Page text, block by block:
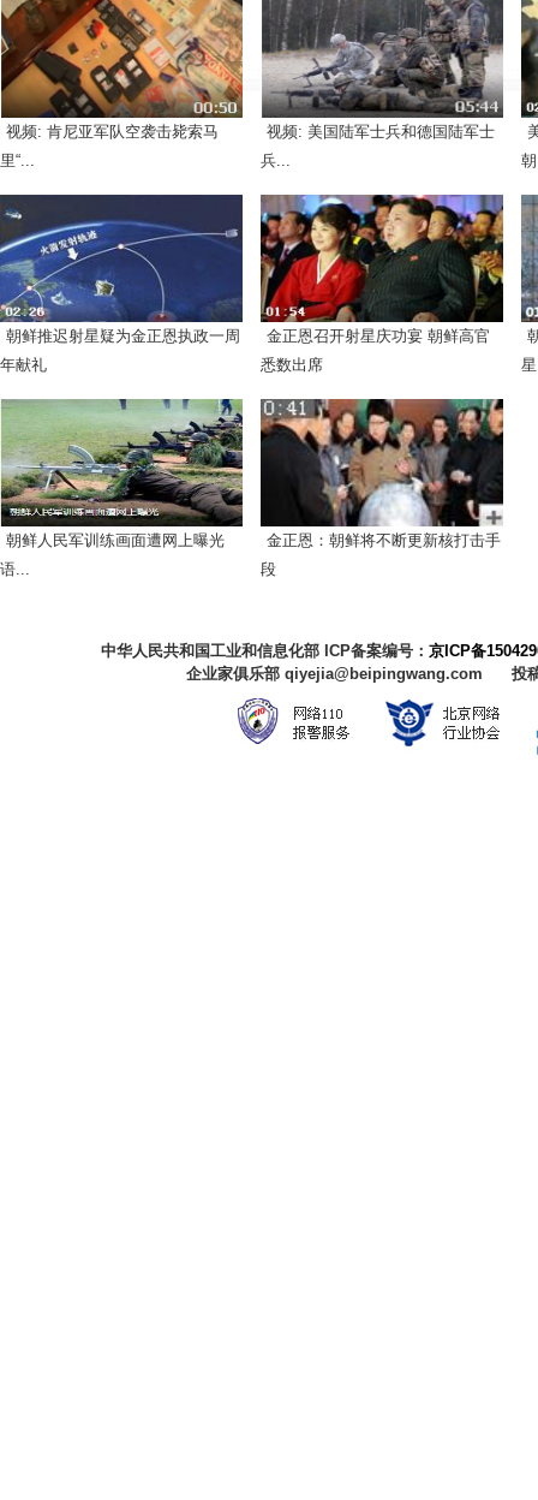
视频: 肯尼亚军队空袭击毙索马
里“...
视频: 美国陆军士兵和德国陆军士
兵...
朝鲜推迟射星疑为金正恩执政一周
年献礼
金正恩召开射星庆功宴 朝鲜高官
悉数出席
星
朝鲜人民军训练画面遭网上曝光
语...
金正恩：朝鲜将不断更新核打击手
段
中华人民共和国工业和信息化部 ICP备案编号：京ICP备
企业家俱乐部 qiyejia@beipingwang.com